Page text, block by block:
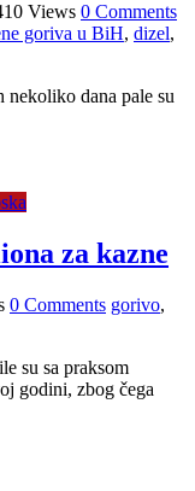
Views 0 Comments
goriva u BiH, dizel,
dana pale su
za kazne
0 Comments gorivo,
su sa praksom
godini, zbog čega